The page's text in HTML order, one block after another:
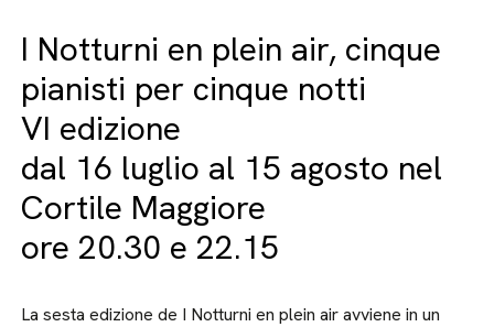
I Notturni en plein air, cinque
pianisti per cinque notti
VI edizione
dal 16 luglio al 15 agosto nel
Cortile Maggiore
ore 20.30 e 22.15
La sesta edizione de I Notturni en plein air avviene in un